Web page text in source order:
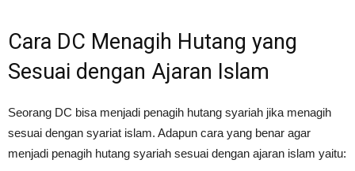
Cara DC Menagih Hutang yang
Sesuai dengan Ajaran Islam
Seorang DC bisa menjadi penagih hutang syariah jika menagih
sesuai dengan syariat islam. Adapun cara yang benar agar
menjadi penagih hutang syariah sesuai dengan ajaran islam yaitu: